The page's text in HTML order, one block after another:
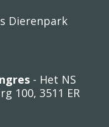
Dierenpark
- Het NS
100, 3511 ER